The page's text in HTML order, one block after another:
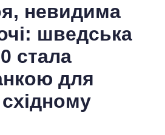
невидима
шведська
стала
для